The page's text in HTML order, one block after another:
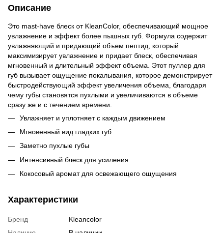
Описание
Это mast-have блеск от KleanColor, обеспечивающий мощное
увлажнение и эффект более пышных губ. Формула содержит
увлажняющий и придающий объем пептид, который
максимизирует увлажнение и придает блеск, обеспечивая
мгновенный и длительный эффект объема. Этот пуллер для
губ вызывает ощущение покалывания, которое демонстрирует
быстродействующий эффект увеличения объема, благодаря
чему губы становятся пухлыми и увеличиваются в объеме
сразу же и с течением времени.
Увлажняет и уплотняет с каждым движением
Мгновенный вид гладких губ
Заметно пухлые губы
Интенсивный блеск для усиления
Кокосовый аромат для освежающего ощущения
Характеристики
Бренд
Kleancolor